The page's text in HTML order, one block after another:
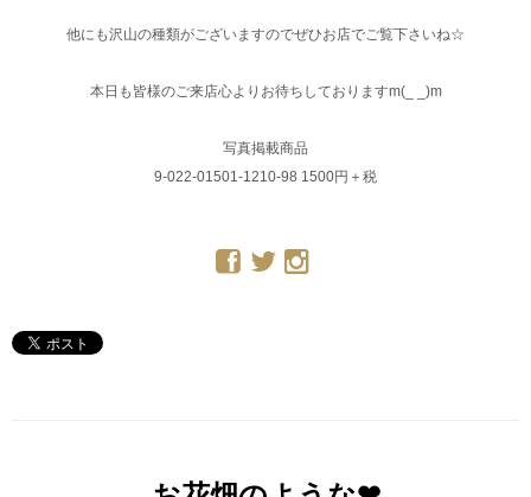
他にも沢山の種類がございますのでぜひお店でご覧下さいね☆
本日も皆様のご来店心よりお待ちしておりますm(_ _)m
写真掲載商品
9-022-01501-1210-98 1500円＋税